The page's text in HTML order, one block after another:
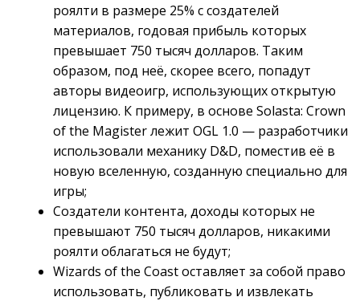
роялти в размере 25% с создателей
материалов, годовая прибыль которых
превышает 750 тысяч долларов. Таким
образом, под неё, скорее всего, попадут
авторы видеоигр, использующих открытую
лицензию. К примеру, в основе Solasta: Crown
of the Magister лежит OGL 1.0 — разработчики
использовали механику D&D, поместив её в
новую вселенную, созданную специально для
игры;
Создатели контента, доходы которых не
превышают 750 тысяч долларов, никакими
роялти облагаться не будут;
Wizards of the Coast оставляет за собой право
использовать, публиковать и извлекать